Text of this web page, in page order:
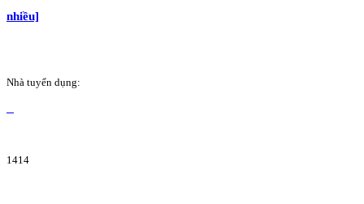
nhiều]
Nhà tuyển dụng:
1414